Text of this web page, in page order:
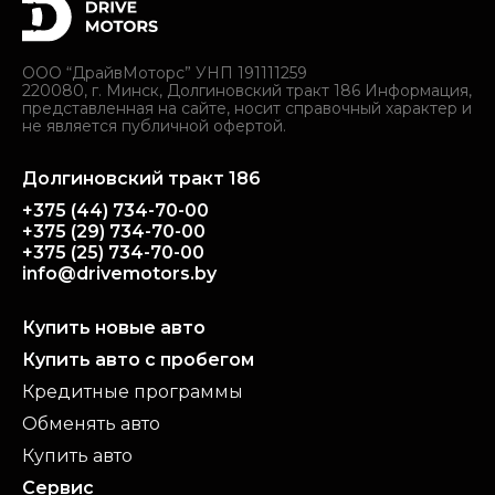
ООО “ДрайвМоторс” УНП 191111259
220080, г. Минск, Долгиновский тракт 186 Информация,
представленная на сайте, носит справочный характер и
не является публичной офертой.
Долгиновский тракт 186
+375 (44) 734-70-00
+375 (29) 734-70-00
+375 (25) 734-70-00
info@drivemotors.by
Купить новые авто
Купить авто с пробегом
Кредитные программы
Обменять авто
Купить авто
Сервис